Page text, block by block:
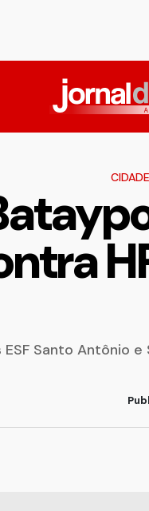
Santo Antônio